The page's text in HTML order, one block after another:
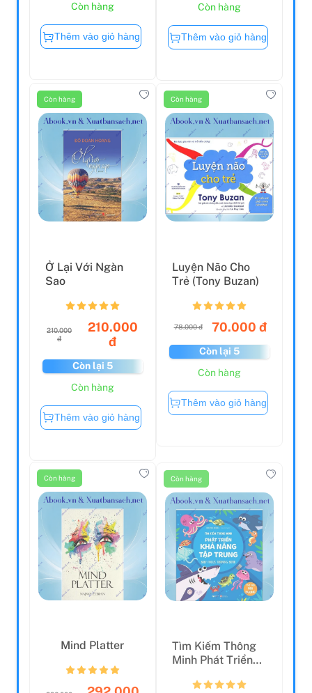
Còn hàng
Thêm vào giỏ hàng
Còn hàng
Thêm vào giỏ hàng
Còn hàng
Ở Lại Với Ngàn
Sao
210.000
đ
210.000
đ
Còn lại 5
Còn hàng
Thêm vào giỏ hàng
Còn hàng
Luyện Não Cho
Trẻ (Tony Buzan)
78.000 đ 70.000 đ
Còn lại 5
Còn hàng
Thêm vào giỏ hàng
Còn hàng
Mind Platter
292.000
Còn hàng
Tìm Kiếm Thông
Minh Phát Triển
Trung ...